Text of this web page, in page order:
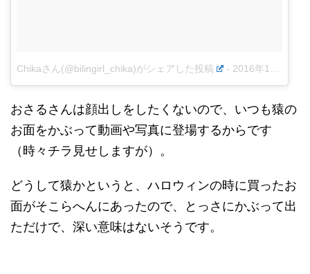
Chikaさん(@bilingirl_chika)がシェアした投稿 - 2016年11月月2日午後10時19分PDT
おさるさんは顔出しをしたくないので、いつも猿の
お面をかぶって動画や写真に登場するからです
（時々チラ見せしますが）。
どうして猿かというと、ハロウィンの時に買ったお
面がそこらへんにあったので、とっさにかぶって出
ただけで、深い意味はないそうです。